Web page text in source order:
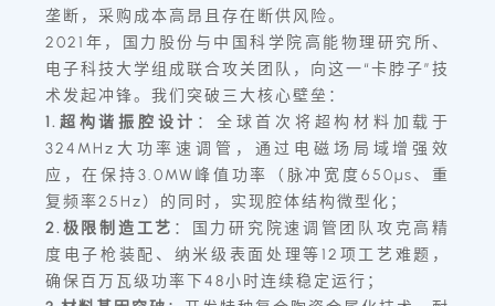
垄断，采购成本高昂且存在断供风险。
2021年，国力股份与中国科学院高能物理研究所、
电子科技大学组成联合攻关团队，向这一“卡脖子”技
术发起冲锋。我们突破三大核心壁垒：
1.超构谐振腔设计 ：全球首次将超构材料加载于
324MHz大功率速调管，通过电磁场局域增强效
应，在保持3.0MW峰值功率（脉冲宽度650μs、重
复频率25Hz）的同时，实现腔体结构微型化；
2.极限制造工艺 ：国力研究院速调管团队攻克高精
度电子枪装配、纳米级表面处理等12项工艺难题，
确保百万瓦级功率下48小时连续稳定运行；